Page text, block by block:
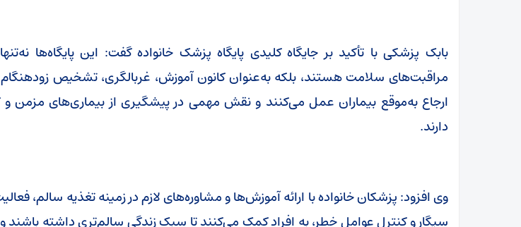
بابک پزشکی با تأکید بر جایگاه کلیدی پایگاه پزشک خانواده گفت: این پایگاه‌ها نه‌تنها
مراقبت‌های سلامت هستند، بلکه به‌عنوان کانون آموزش، غربالگری، تشخیص زودهنگام
ارجاع به‌موقع بیماران عمل می‌کنند و نقش مهمی در پیشگیری از بیماری‌های مزمن و
دارند.
وی افزود: پزشکان خانواده با ارائه آموزش‌ها و مشاوره‌های لازم در زمینه تغذیه سالم،
سیگار و کنترل عوامل خطر، به افراد کمک می‌کنند تا سبک زندگی سالم‌تری داشته باشند